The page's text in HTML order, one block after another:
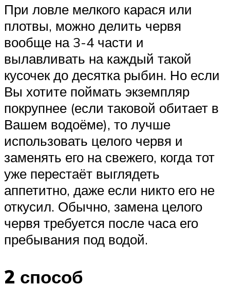
При ловле мелкого карася или
плотвы, можно делить червя
вообще на 3-4 части и
вылавливать на каждый такой
кусочек до десятка рыбин. Но если
Вы хотите поймать экземпляр
покрупнее (если таковой обитает в
Вашем водоёме), то лучше
использовать целого червя и
заменять его на свежего, когда тот
уже перестаёт выглядеть
аппетитно, даже если никто его не
откусил. Обычно, замена целого
червя требуется после часа его
пребывания под водой.
2 способ